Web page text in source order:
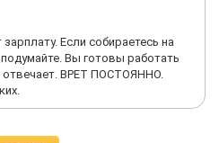
Если собираетесь на
Вы готовы работать
отвечает. ВРЕТ ПОСТОЯННО.